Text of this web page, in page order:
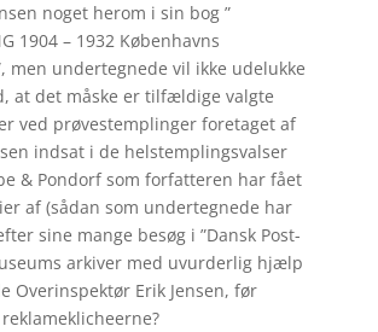
noget herom i sin bog ”
1904 – 1932 Københavns
men undertegnede vil ikke udelukke
at det måske er tilfældige valgte
ved prøvestemplinger foretaget af
indsat i de helstemplingsvalser
& Pondorf som forfatteren har fået
af (sådan som undertegnede har
sine mange besøg i ”Dansk Post-
arkiver med uvurderlig hjælp
Overinspektør Erik Jensen, før